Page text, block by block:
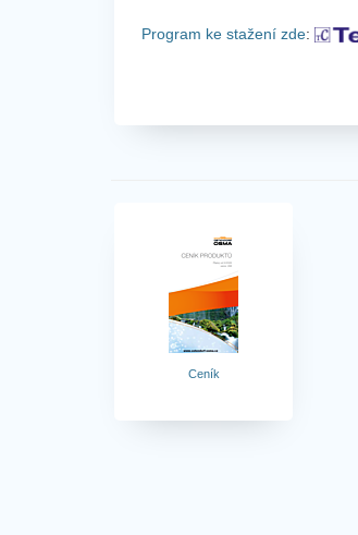
Program ke stažení zde:
Ceník